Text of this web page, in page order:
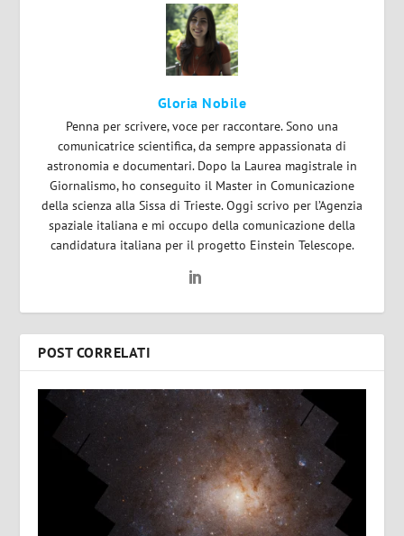
Gloria Nobile
Penna per scrivere, voce per raccontare. Sono una
comunicatrice scientifica, da sempre appassionata di
astronomia e documentari. Dopo la Laurea magistrale in
Giornalismo, ho conseguito il Master in Comunicazione
della scienza alla Sissa di Trieste. Oggi scrivo per l’Agenzia
spaziale italiana e mi occupo della comunicazione della
candidatura italiana per il progetto Einstein Telescope.
POST CORRELATI